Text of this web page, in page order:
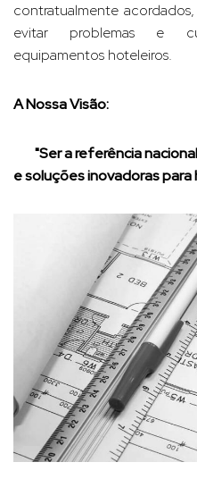
contratualmente
evitar problemas e
equipamentos hoteleiros.
A Nossa Visão:
"Ser a referência
e soluções inovadoras